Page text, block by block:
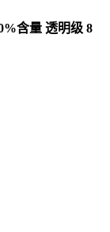
含量 透明级 8